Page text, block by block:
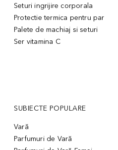
Seturi ingrijire corporala
Protectie termica pentru par
Palete de machiaj si seturi
Ser vitamina C
SUBIECTE POPULARE
Vară
Parfumuri de Vară